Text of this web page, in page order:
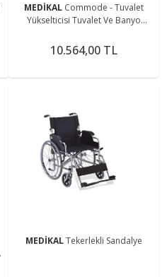
MEDİKAL Commode - Tuvalet
Yükselticisi Tuvalet Ve Banyo
10.564,00 TL
MEDİKALTekerlekli Sandalye